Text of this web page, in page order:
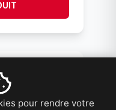
pour rendre votre